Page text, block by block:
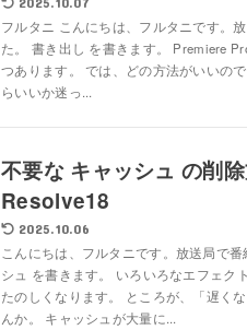
フルタニ こんにちは、フルタニです。
た。 書き出し を書きます。 Premiere
つあります。 では、どの方法がいいの
らいいか迷っ...
不要な キャッシュ の削
Resolve18
2025.10.06
こんにちは、フルタニです。放送局で
シュ を書きます。 いろいろなエフェク
たのしくなります。 ところが、「遅く
んか。 キャッシュが大量に...